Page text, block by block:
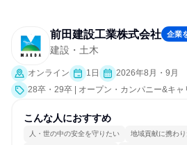
前田建設工業株式会社 企業
建設・土木
オンライン 1日
2026年8月・9月
28卒・29卒 | オープン・カンパニー&キ
究]、仕事体験）
こんな人におすすめ
人・世の中の安全を守りたい 地域貢献に携わ